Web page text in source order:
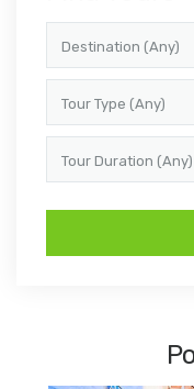
Destination (Any)
Tour Type (Any)
Tour Duration (Any)